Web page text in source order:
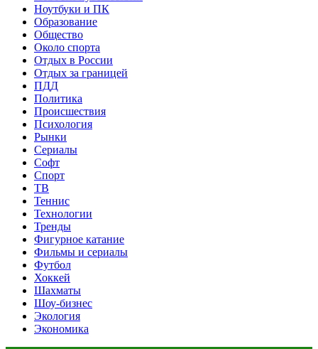
Ноутбуки и ПК
Образование
Общество
Около спорта
Отдых в России
Отдых за границей
ПДД
Политика
Происшествия
Психология
Рынки
Сериалы
Софт
Спорт
ТВ
Теннис
Технологии
Тренды
Фигурное катание
Фильмы и сериалы
Футбол
Хоккей
Шахматы
Шоу-бизнес
Экология
Экономика